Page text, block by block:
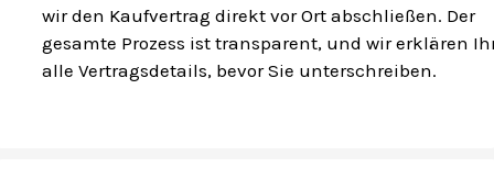
wir den Kaufvertrag direkt vor Ort abschließen. Der
gesamte Prozess ist transparent, und wir erklären
alle Vertragsdetails, bevor Sie unterschreiben.